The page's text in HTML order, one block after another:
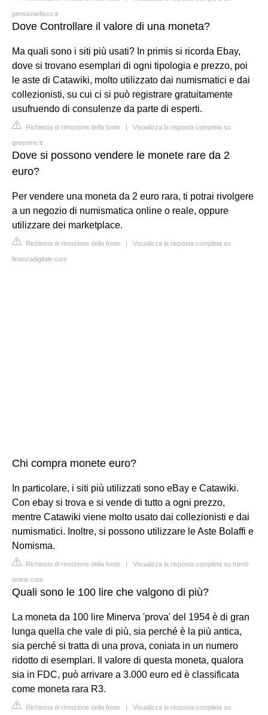
pensioniefisco.it
Dove Controllare il valore di una moneta?
Ma quali sono i siti più usati? In primis si ricorda Ebay,
dove si trovano esemplari di ogni tipologia e prezzo, poi
le aste di Catawiki, molto utilizzato dai numismatici e dai
collezionisti, su cui ci si può registrare gratuitamente
usufruendo di consulenze da parte di esperti.
Richiesta di rimozione della fonte | Visualizza la risposta completa su
greenme.it
Dove si possono vendere le monete rare da 2
euro?
Per vendere una moneta da 2 euro rara, ti potrai rivolgere
a un negozio di numismatica online o reale, oppure
utilizzare dei marketplace.
Richiesta di rimozione della fonte | Visualizza la risposta completa su
finanzadigitale.com
Chi compra monete euro?
In particolare, i siti più utilizzati sono eBay e Catawiki.
Con ebay si trova e si vende di tutto a ogni prezzo,
mentre Catawiki viene molto usato dai collezionisti e dai
numismatici. Inoltre, si possono utilizzare le Aste Bolaffi e
Nomisma.
Richiesta di rimozione della fonte | Visualizza la risposta completa su trend-
online.com
Quali sono le 100 lire che valgono di più?
La moneta da 100 lire Minerva 'prova' del 1954 è di gran
lunga quella che vale di più, sia perché è la più antica,
sia perché si tratta di una prova, coniata in un numero
ridotto di esemplari. Il valore di questa moneta, qualora
sia in FDC, può arrivare a 3.000 euro ed è classificata
come moneta rara R3.
Richiesta di rimozione della fonte | Visualizza la risposta completa su